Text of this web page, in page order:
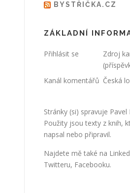
BYSTŘIČKA.CZ
ZÁKLADNÍ
Přihlásit se
Zdroj
Kanál komentářů Česká
Stránky (si) spravuje Pavel
Použity jsou texty z knih,
napsal nebo připravil.
Najdete mě také na
Twitteru, Facebooku.